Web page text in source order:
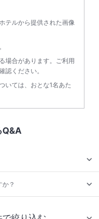
テルから提供された画像
場合があります。ご利用
認ください。
いては、おとな1名あた
Q&A
？